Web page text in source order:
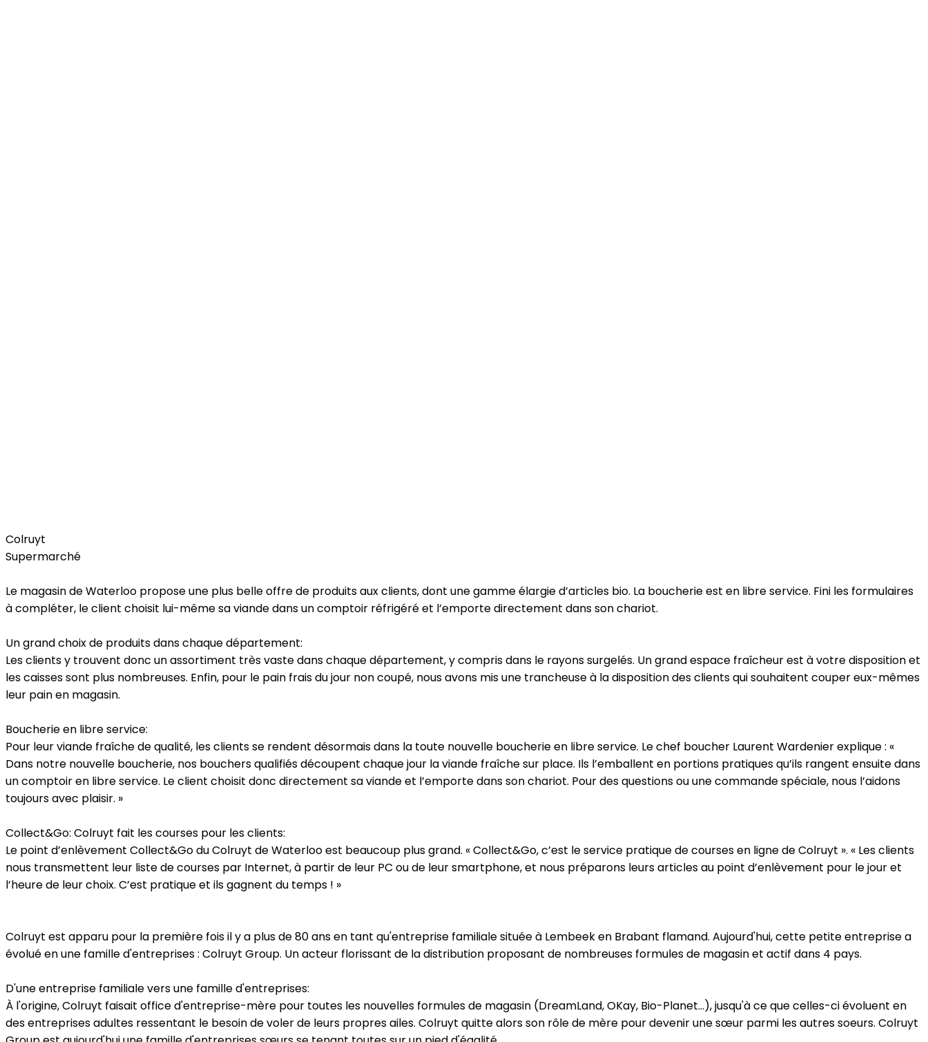
Colruyt
Supermarché
Le magasin de Waterloo propose une plus belle offre de produits aux clients, dont une gamme élargie d’articles bio. La boucherie est en libre service. Fini les formulaires
à compléter, le client choisit lui-même sa viande dans un comptoir réfrigéré et l’emporte directement dans son chariot.
Un grand choix de produits dans chaque département:
Les clients y trouvent donc un assortiment très vaste dans chaque département, y compris dans le rayons surgelés. Un grand espace fraîcheur est à votre disposition et
les caisses sont plus nombreuses. Enfin, pour le pain frais du jour non coupé, nous avons mis une trancheuse à la disposition des clients qui souhaitent couper eux-mêmes
leur pain en magasin.
Boucherie en libre service:
Pour leur viande fraîche de qualité, les clients se rendent désormais dans la toute nouvelle boucherie en libre service. Le chef boucher Laurent Wardenier explique : «
Dans notre nouvelle boucherie, nos bouchers qualifiés découpent chaque jour la viande fraîche sur place. Ils l’emballent en portions pratiques qu’ils rangent ensuite dans
un comptoir en libre service. Le client choisit donc directement sa viande et l’emporte dans son chariot. Pour des questions ou une commande spéciale, nous l’aidons
toujours avec plaisir. »
Collect&Go: Colruyt fait les courses pour les clients:
Le point d’enlèvement Collect&Go du Colruyt de Waterloo est beaucoup plus grand. « Collect&Go, c’est le service pratique de courses en ligne de Colruyt ». « Les clients
nous transmettent leur liste de courses par Internet, à partir de leur PC ou de leur smartphone, et nous préparons leurs articles au point d’enlèvement pour le jour et
l’heure de leur choix. C’est pratique et ils gagnent du temps ! »
Colruyt est apparu pour la première fois il y a plus de 80 ans en tant qu'entreprise familiale située à Lembeek en Brabant flamand. Aujourd'hui, cette petite entreprise a
évolué en une famille d'entreprises : Colruyt Group. Un acteur florissant de la distribution proposant de nombreuses formules de magasin et actif dans 4 pays.
D'une entreprise familiale vers une famille d'entreprises:
À l'origine, Colruyt faisait office d'entreprise-mère pour toutes les nouvelles formules de magasin (DreamLand, OKay, Bio-Planet...), jusqu'à ce que celles-ci évoluent en
des entreprises adultes ressentant le besoin de voler de leurs propres ailes. Colruyt quitte alors son rôle de mère pour devenir une sœur parmi les autres soeurs. Colruyt